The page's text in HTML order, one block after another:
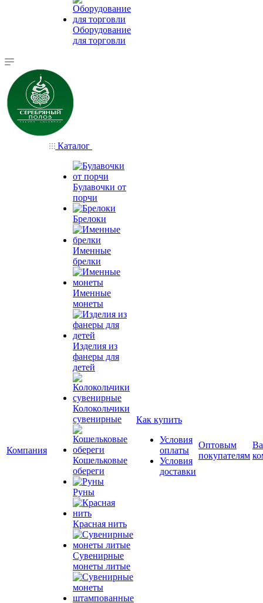
Оборудование
для торговли
Компания
Каталог
Булавочки от
порчи
Брелоки
Именные
брелки
Именные
монеты
Изделия из
фанеры для
детей
Колокольчики
сувенирные
Кошельковые
обереги
Руны
Красная нить
Сувенирные
монеты литые
Как купить
Условия
оплаты
Условия
доставки
Оптовым
покупателям